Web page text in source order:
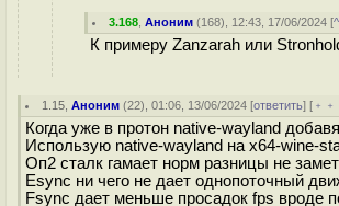
3.168 ,Аноним (168), 12:43, 17/06/2024 [^
К примеру Zanzarah или
1.15 ,Аноним (22), 01:06, 13/06/2024 [ответить] [
Когда уже в протон native-wayland
Использую native-wayland на x64-wine-
Оп2 сталк гамает норм разницы не
Esync ни чего не дает однопоточный
Fsync дает меньше просадок fps вроде